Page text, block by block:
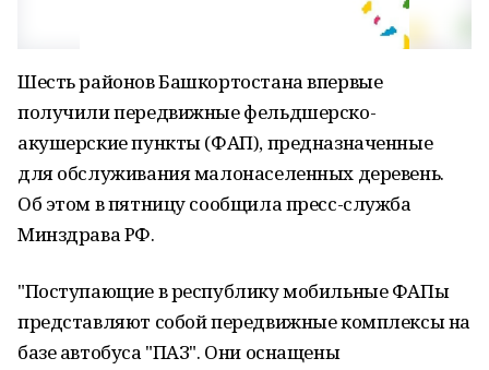
Шесть районов Башкортостана впервые
получили передвижные фельдшерско-
акушерские пункты (ФАП), предназначенные
для обслуживания малонаселенных деревень.
Об этом в пятницу сообщила пресс-служба
Минздрава РФ.
"Поступающие в республику мобильные ФАПы
представляют собой передвижные комплексы на
базе автобуса "ПАЗ". Они оснащены